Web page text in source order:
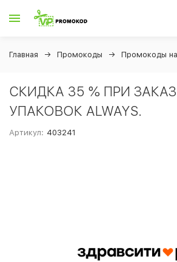
Главная Промокоды Промокоды
СКИДКА 35 % ПРИ
УПАКОВОК ALWAYS.
Артикул: 403241